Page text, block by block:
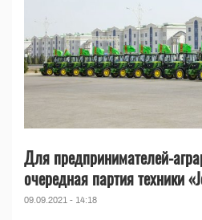
Для предпринимателей-
очередная партия техники
09.09.2021 - 14:18